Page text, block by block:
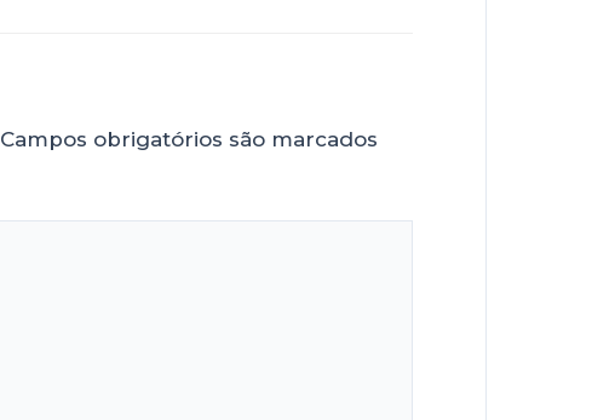
Campos obrigatórios são marcados